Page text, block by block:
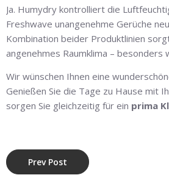
Ja. Humydry kontrolliert die
Freshwave unangenehme Gerüche
Kombination beider Produktlinien
angenehmes Raumklima – besonders
Wir wünschen Ihnen eine
Genießen Sie die Tage zu Hause mit
sorgen Sie gleichzeitig für ein prima
Prev Post